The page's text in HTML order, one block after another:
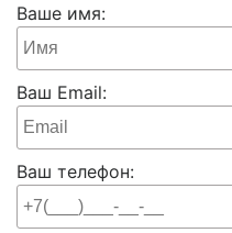
Ваше имя:
Ваш Email:
Ваш телефон: